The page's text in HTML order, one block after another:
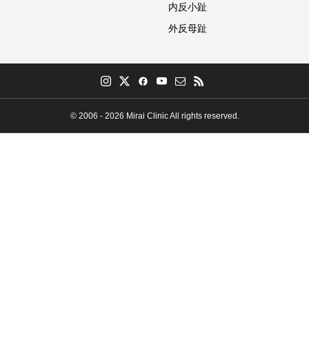
内反小趾
外反母趾
© 2006 - 2026 Mirai Clinic All rights reserved.